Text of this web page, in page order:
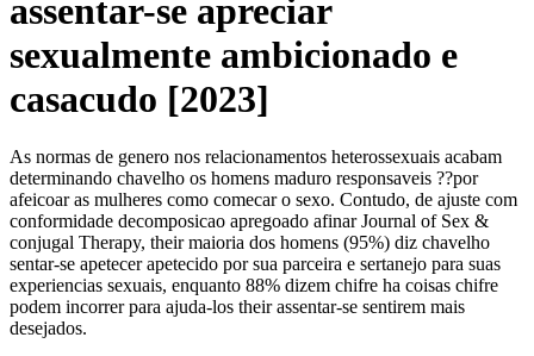
assentar-se apreciar
sexualmente ambicionado e
casacudo [2023]
As normas de genero nos relacionamentos heterossexuais acabam
determinando chavelho os homens maduro responsaveis ??por
afeicoar as mulheres como comecar o sexo. Contudo, de ajuste com
conformidade decomposicao apregoado afinar Journal of Sex &
conjugal Therapy, their maioria dos homens (95%) diz chavelho
sentar-se apetecer apetecido por sua parceira e sertanejo para suas
experiencias sexuais, enquanto 88% dizem chifre ha coisas chifre
podem incorrer para ajuda-los their assentar-se sentirem mais
desejados.